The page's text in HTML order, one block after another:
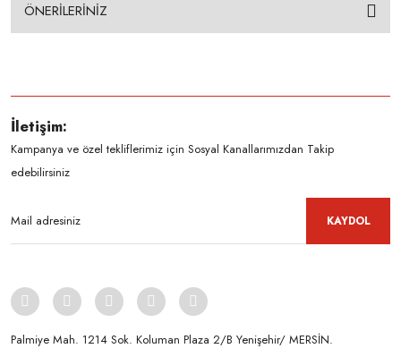
ÖNERİLERİNİZ
İletişim:
Kampanya ve özel tekliflerimiz için Sosyal Kanallarımızdan Takip
edebilirsiniz
KAYDOL
Palmiye Mah. 1214 Sok. Koluman Plaza 2/B Yenişehir/ MERSİN.ㅤㅤㅤㅤㅤㅤㅤㅤㅤㅤㅤㅤㅤㅤㅤㅤㅤㅤㅤㅤㅤㅤㅤㅤㅤㅤㅤㅤㅤㅤㅤㅤㅤㅤㅤ ㅤㅤㅤㅤㅤㅤㅤㅤㅤㅤ